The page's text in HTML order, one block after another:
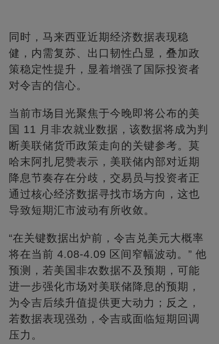
同时，马来西亚近期经济数据表现稳
健，内需复苏、出口韧性凸显，叠加政
策稳定性提升，显着增强了国际投资者
对令吉的信心。​
当前市场目光聚焦于今晚即将公布的美
国 11 月非农就业数据，该数据将成为判
断美联储货币政策走向的关键参考。莫
哈末阿扎尼赞表示，美联储内部对近期
降息节奏存在分歧，交易员与投资者正
通过核心经济数据寻找市场方向，这也
导致短期汇市波动有所收敛。​
“在关键数据出炉前，令吉兑美元大概率
将在当前 4.08-4.09 区间窄幅波动。” 他
预测，若美国非农数据不及预期，可能
进一步强化市场对美联储降息的预期，
为令吉后续升值提供更大动力；反之，
若数据表现强劲，令吉或面临短期回调
压力。​